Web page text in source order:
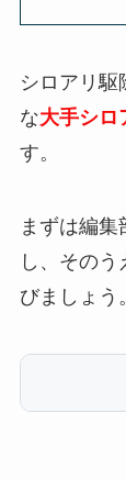
シロアリ駆
な大手シロ
す。
まずは編
し、その
びましょう。